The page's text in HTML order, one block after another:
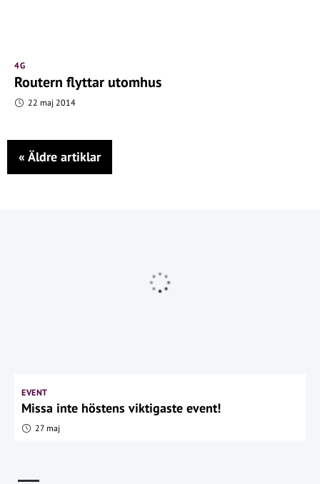
4G
Routern flyttar utomhus
22 maj 2014
« Äldre artiklar
EVENT
Missa inte höstens viktigaste event!
27 maj